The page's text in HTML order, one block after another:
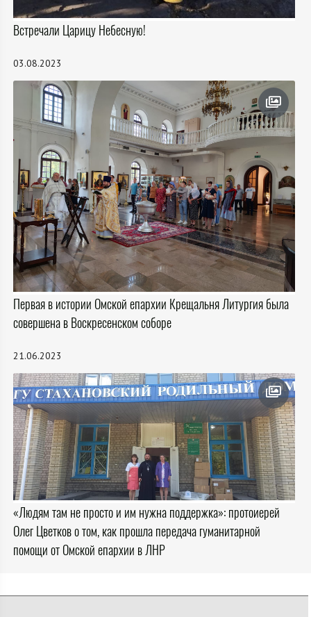
Встречали Царицу Небесную!
03.08.2023
Первая в истории Омской епархии Крещальня Литургия была
совершена в Воскресенском соборе
21.06.2023
«Людям там не просто и им нужна поддержка»: протоиерей
Олег Цветков о том, как прошла передача гуманитарной
помощи от Омской епархии в ЛНР